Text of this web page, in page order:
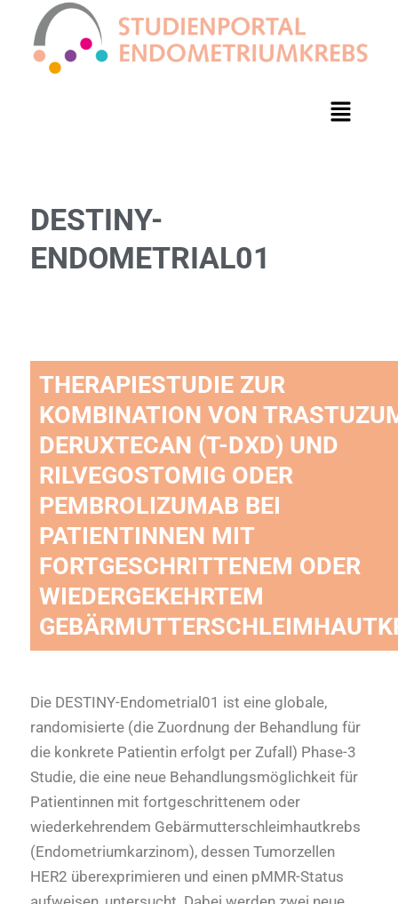
DESTINY-
ENDOMETRIAL01
THERAPIESTUDIE ZUR
KOMBINATION VON
DERUXTECAN (T-DXD) UND
RILVEGOSTOMIG ODER
PEMBROLIZUMAB BEI
PATIENTINNEN MIT
FORTGESCHRITTENEM ODER
WIEDERGEKEHRTEM
Die DESTINY-Endometrial01 ist eine globale,
randomisierte (die Zuordnung der Behandlung für
die konkrete Patientin erfolgt per Zufall) Phase-3
Studie, die eine neue Behandlungsmöglichkeit für
Patientinnen mit fortgeschrittenem oder
wiederkehrendem Gebärmutterschleimhautkrebs
(Endometriumkarzinom), dessen Tumorzellen
HER2 überexprimieren und einen pMMR-Status